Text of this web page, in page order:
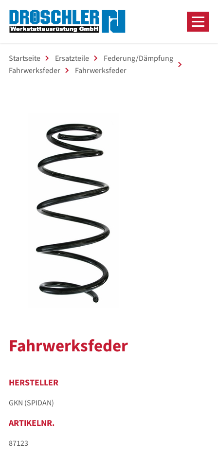
Startseite Ersatzteile
Federung/Dämpfung
Fahrwerksfeder
Fahrwerksfeder
Fahrwerksfeder
HERSTELLER
GKN (SPIDAN)
ARTIKELNR.
87123